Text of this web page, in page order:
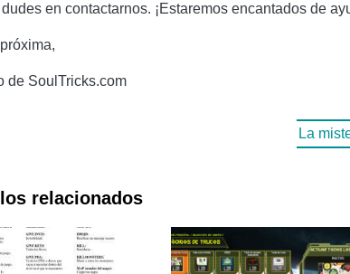
en contactarnos. ¡Estaremos encantados de
de SoulTricks.com
La
relacionados